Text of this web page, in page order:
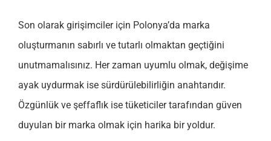
Son olarak girişimciler için Polonya’da marka
oluşturmanın sabırlı ve tutarlı olmaktan geçtiğini
unutmamalısınız. Her zaman uyumlu olmak, değişime
ayak uydurmak ise sürdürülebilirliğin anahtarıdır.
Özgünlük ve şeffaflık ise tüketiciler tarafından güven
duyulan bir marka olmak için harika bir yoldur.